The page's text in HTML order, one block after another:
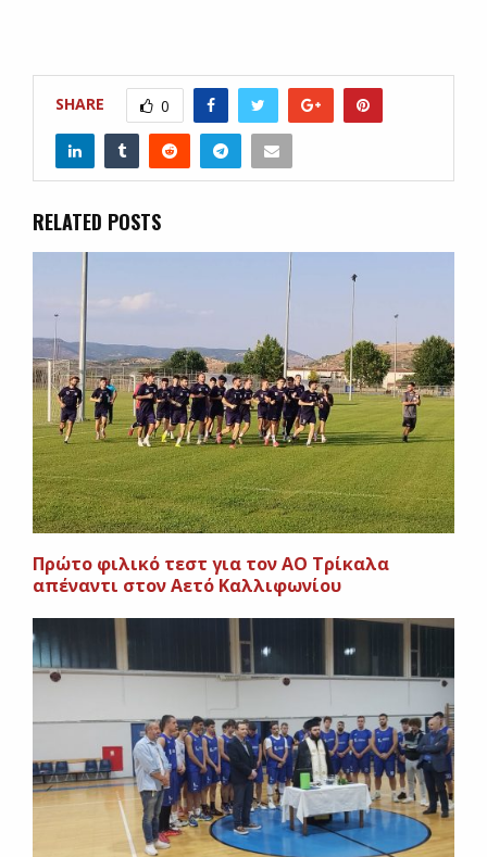
SHARE 0
RELATED POSTS
Πρώτο φιλικό τεστ για τον ΑΟ Τρίκαλα
απέναντι στον Αετό Καλλιφωνίου